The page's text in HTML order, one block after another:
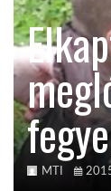
KÖZEL-KELET
AUSZTRÁLIA
A VILÁG
MTI